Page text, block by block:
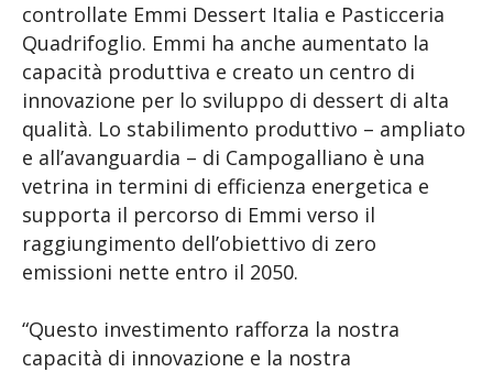
controllate Emmi Dessert Italia e Pasticceria
Quadrifoglio. Emmi ha anche aumentato la
capacità produttiva e creato un centro di
innovazione per lo sviluppo di dessert di alta
qualità. Lo stabilimento produttivo – ampliato
e all’avanguardia – di Campogalliano è una
vetrina in termini di efficienza energetica e
supporta il percorso di Emmi verso il
raggiungimento dell’obiettivo di zero
emissioni nette entro il 2050.
“Questo investimento rafforza la nostra
capacità di innovazione e la nostra